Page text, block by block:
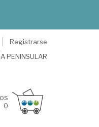
Registrarse
PENINSULAR
0